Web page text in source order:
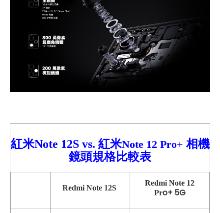
紅米Note 12S vs. 紅米Note 12 Pro+ 相機
鏡頭規格比較表
Redmi Note 12S
Redmi Note 12
Pro+5G